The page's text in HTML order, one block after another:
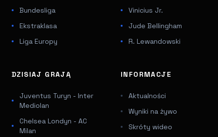
Bundesliga
Ekstraklasa
Liga Europy
Vinicius Jr.
Jude Bellingham
R. Lewandowski
DZISIAJ GRAJĄ
Juventus Turyn - Inter
Mediolan
Chelsea Londyn - AC
Milan
INFORMACJE
Aktualności
Wyniki na żywo
Skróty wideo